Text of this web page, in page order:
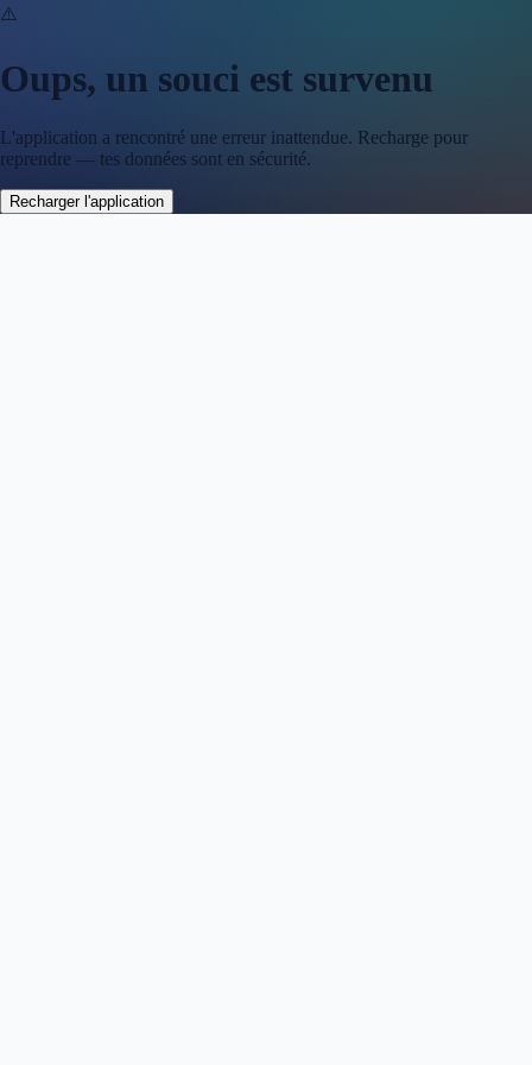
⚠️
Oups, un souci est survenu
L'application a rencontré une erreur inattendue. Recharge pour
reprendre — tes données sont en sécurité.
Recharger l'application